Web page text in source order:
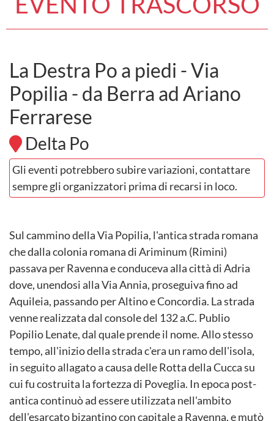
La Destra Po a piedi - Via
Popilia - da Berra ad Ariano
Ferrarese
Delta Po
Gli eventi potrebbero subire variazioni, contattare
sempre gli organizzatori prima di recarsi in loco.
Sul cammino della Via Popilia, l'antica strada romana
che dalla colonia romana di Ariminum (Rimini)
passava per Ravenna e conduceva alla città di Adria
dove, unendosi alla Via Annia, proseguiva fino ad
Aquileia, passando per Altino e Concordia. La strada
venne realizzata dal console del 132 a.C. Publio
Popilio Lenate, dal quale prende il nome. Allo stesso
tempo, all'inizio della strada c'era un ramo dell'isola,
in seguito allagato a causa delle Rotta della Cucca su
cui fu costruita la fortezza di Poveglia. In epoca post-
antica continuò ad essere utilizzata nell'ambito
dell'esarcato bizantino con capitale a Ravenna, e mutò